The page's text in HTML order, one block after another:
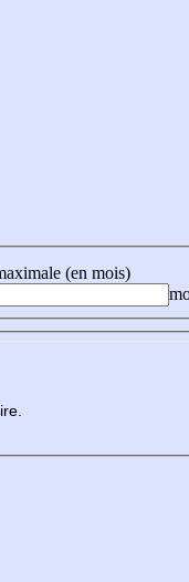
(en mois)